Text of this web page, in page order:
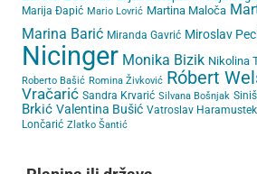
Marija Đapić Mario Lovrić Martina Maloča
Marina Barić Miranda Gavrić Miroslav
Nicinger Monika Bizik Nikolina
Roberto Bašić Romina Živković Róbert
Vračarić Sandra Krvarić Silvana Bošnjak
Brkić Valentina Bušić Vatroslav Haramustek
Lončarić Zlatko Šantić